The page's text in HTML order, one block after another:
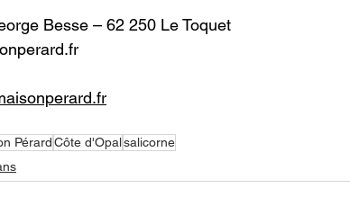
Besse – 62 250 Le Toquet
PérardCôte d'Opalsalicorne